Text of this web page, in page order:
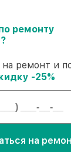
гарантия
–
и
с
Viomi
ремонту
ремонт и
-25%
на